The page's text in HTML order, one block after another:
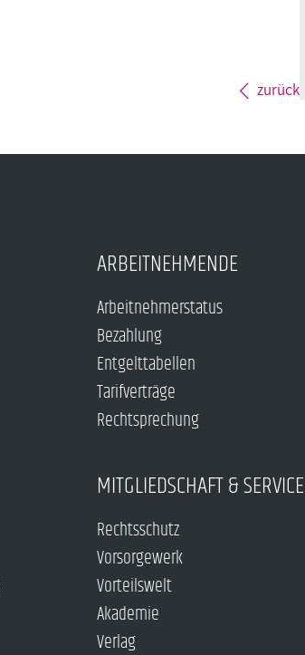
zurück
ARBEITNEHMENDE
Arbeitnehmerstatus
Bezahlung
Entgelttabellen
Tarifverträge
Rechtsprechung
MITGLIEDSCHAFT & SERVICE
Rechtsschutz
Vorsorgewerk
Vorteilswelt
Akademie
Verlag